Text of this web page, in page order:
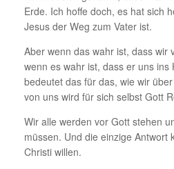
Erde. Ich hoffe doch, es hat sich
Jesus der Weg zum Vater ist.
Aber wenn das wahr ist, dass wir
wenn es wahr ist, dass er uns ins
bedeutet das für das, wie wir
von uns wird für sich selbst Gott
Wir alle werden vor Gott stehen
müssen. Und die einzige Antwort
Christi willen.